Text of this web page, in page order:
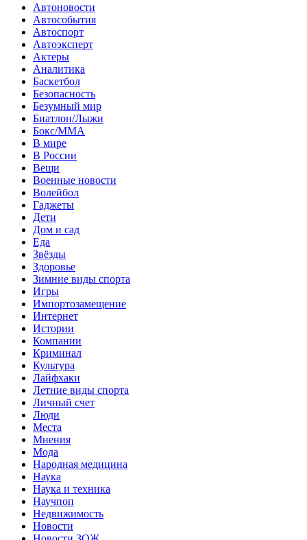
Автоновости
Автособытия
Автоспорт
Автоэксперт
Актеры
Аналитика
Баскетбол
Безопасность
Безумный мир
Биатлон/Лыжи
Бокс/MMA
В мире
В России
Вещи
Военные новости
Волейбол
Гаджеты
Дети
Дом и сад
Еда
Звёзды
Здоровье
Зимние виды спорта
Игры
Импортозамещение
Интернет
Истории
Компании
Криминал
Культура
Лайфхаки
Летние виды спорта
Личный счет
Люди
Места
Мнения
Мода
Народная медицина
Наука
Наука и техника
Научпоп
Недвижимость
Новости